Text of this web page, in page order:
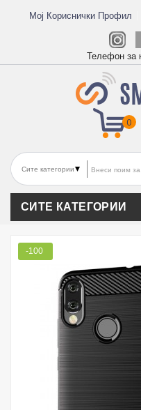
Мој Кориснички Профил
Телефон за
0
СИТЕ КАТЕГОРИИ
-100